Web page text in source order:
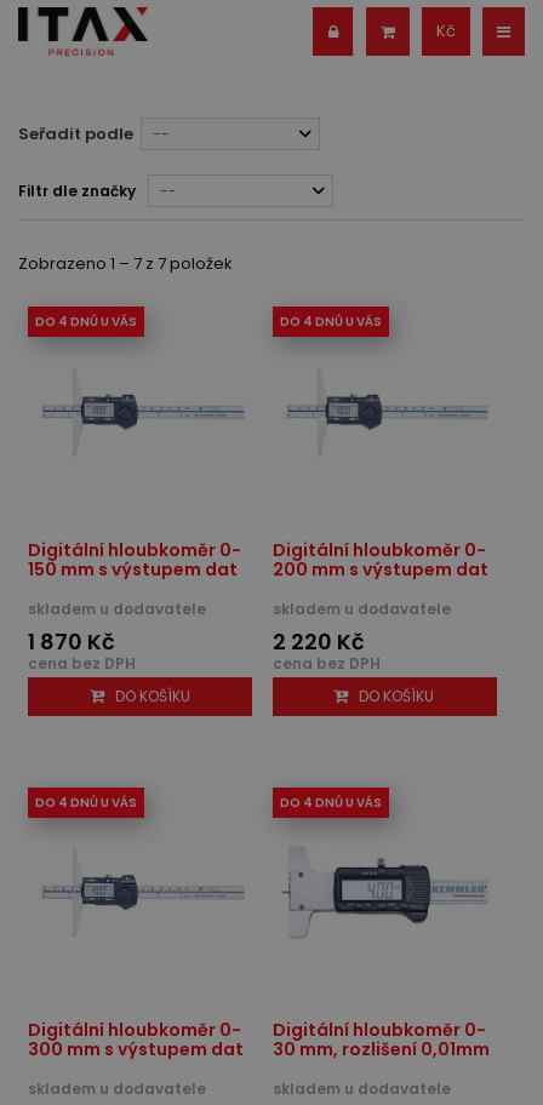
Kč
Seřadit podle --
Filtr dle značky --
Zobrazeno 1 – 7 z 7 položek
DO 4 DNŮ U VÁS
Digitální hloubkoměr 0-
150 mm s výstupem dat
skladem u dodavatele
1 870 Kč
cena bez DPH
DO KOŠÍKU
DO 4 DNŮ U VÁS
Digitální hloubkoměr 0-
200 mm s výstupem dat
skladem u dodavatele
2 220 Kč
cena bez DPH
DO KOŠÍKU
DO 4 DNŮ U VÁS
Digitální hloubkoměr 0-
300 mm s výstupem dat
skladem u dodavatele
DO 4 DNŮ U VÁS
Digitální hloubkoměr 0-
30 mm, rozlišení 0,01mm
skladem u dodavatele